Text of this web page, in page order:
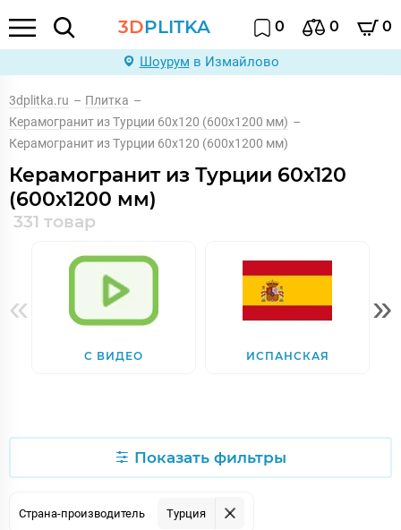
3DPLITKA 0 0 0
Шоурум в Измайлово
3dplitka.ru – Плитка –
Керамогранит из Турции 60х120 (600х1200 мм) –
Керамогранит из Турции 60х120 (600х1200 мм)
Керамогранит из Турции 60х120
(600х1200 мм)
331 товар
С ВИДЕО ИСПАНСКАЯ
« »
Показать фильтры
Страна-производитель Турция